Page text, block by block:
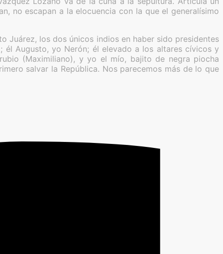
no escapan a la elocuencia con la que el generalísimo
Juárez, los dos únicos indios en haber sido presidentes
Augusto, yo Nerón; él elevado a los altares cívicos y
(Maximiliano), y yo el mío, bajito de negra piocha
salvar la República. Nos parecemos más de lo que